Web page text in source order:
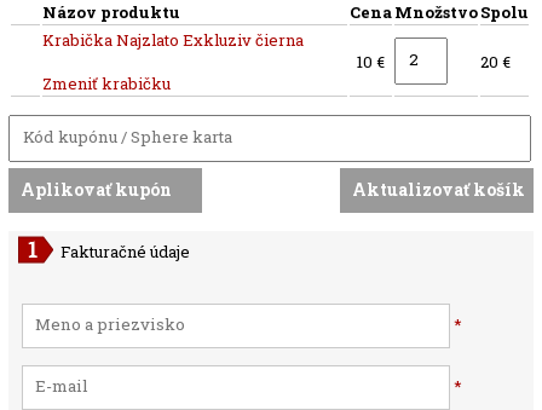
Názov produktu
CenaMnožstvoSpolu
Krabička Najzlato Exkluziv čierna
Zmeniť krabičku
10 € 20 €
Fakturačné údaje
*
*